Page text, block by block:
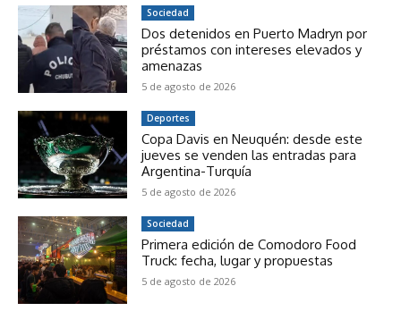
Sociedad
Dos detenidos en Puerto Madryn por
préstamos con intereses elevados y
amenazas
5 de agosto de 2026
Deportes
Copa Davis en Neuquén: desde este
jueves se venden las entradas para
Argentina-Turquía
5 de agosto de 2026
Sociedad
Primera edición de Comodoro Food
Truck: fecha, lugar y propuestas
5 de agosto de 2026